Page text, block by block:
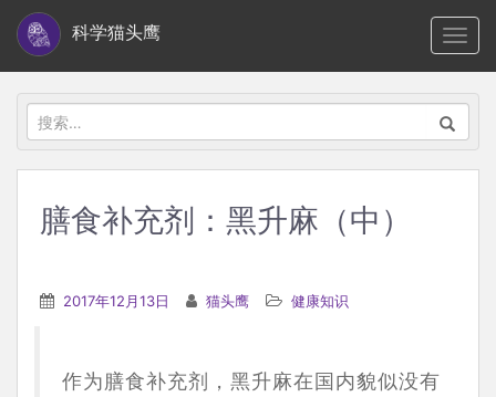
i
科学猫头鹰
搜
索：
膳食补充剂：黑升麻（中）
2017年12月13日 猫头鹰 健康知识
作为膳食补充剂，黑升麻在国内貌似没有